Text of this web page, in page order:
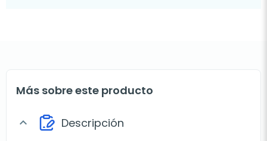
Más sobre este producto
expand_more Descripción